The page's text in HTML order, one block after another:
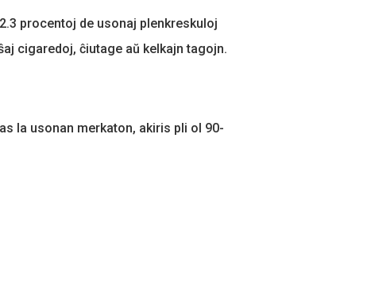
procentoj de usonaj plenkreskuloj
cigaredoj, ĉiutage aŭ kelkajn tagojn.
la usonan merkaton, akiris pli ol 90-